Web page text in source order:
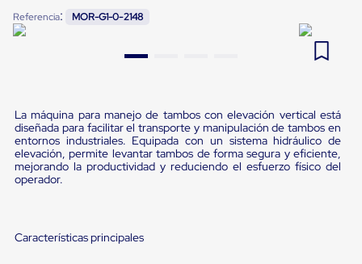
Pestañas
Borde
de
andén
Mecánicas
Pestañas
andén
Hidráulicas
Referencia: MOR-G1-0-2148
La máquina para manejo de tambos con elevación vertical está
diseñada para facilitar el transporte y manipulación de tambos en
entornos industriales. Equipada con un sistema hidráulico de
elevación, permite levantar tambos de forma segura y eficiente,
mejorando la productividad y reduciendo el esfuerzo físico del
operador.
Características principales
9.
flejadora